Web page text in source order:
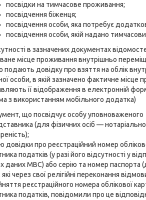
посвідки на тимчасове проживання;
посвідчення біженця;
посвідчення особи, яка потребує
посвідчення особи, якій надано
в зазначених документах
місце проживання внутрішньо
подають довідку про взяття на облік
особи, в якій зазначено фактичне місце
її відображення в електронній
з використанням мобільного додатка)
що посвідчує особу уповноваженого
(для фізичних осіб —
довідки про реєстраційний номер
податків (у разі його відсутності у
даних МВС) або серію та номер паспорта
які через свої релігійні переконання
реєстраційного номера облікової
податків, повідомили про це